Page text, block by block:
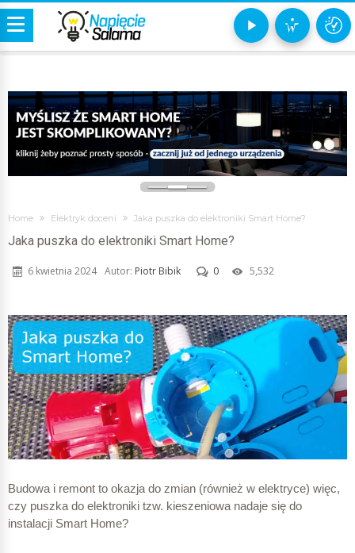
i
Home Elektryk doceni Jaka puszka do elektroniki Smart Home?
Jaka puszka do elektroniki Smart Home?
Autor: Piotr Bibik
6 kwietnia 2024 0 5,532
Budowa i remont to okazja do zmian (również w elektryce) więc,
czy puszka do elektroniki tzw. kieszeniowa nadaje się do
instalacji Smart Home?